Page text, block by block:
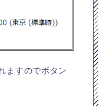
ますのでボタン